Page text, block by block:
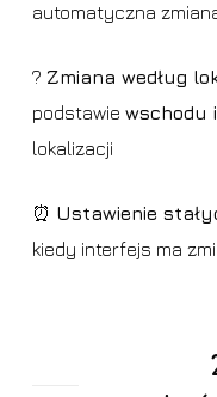
automatyczna
? Zmiana według
podstawie wschodu
lokalizacji
⏰ Ustawienie
kiedy interfejs ma